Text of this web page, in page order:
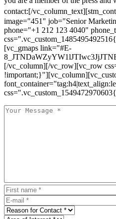
contact:[/
image="451" job="Senior
phone="+1 212 123 4040"
[vc_gmaps link="#E-
[/vc_column][/vc_row][vc_row